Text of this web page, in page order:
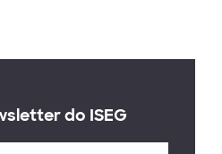
do ISEG